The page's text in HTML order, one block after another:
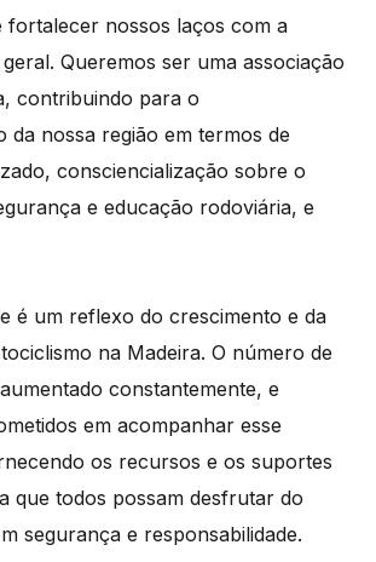
fortalecer nossos laços com a
Queremos ser uma associação
contribuindo para o
da nossa região em termos de
consciencialização sobre o
e educação rodoviária, e
é um reflexo do crescimento e da
na Madeira. O número de
constantemente, e
em acompanhar esse
os recursos e os suportes
que todos possam desfrutar do
segurança e responsabilidade.